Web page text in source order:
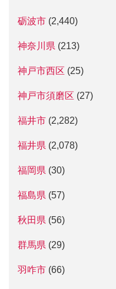
砺波市 (2,440)
神奈川県 (213)
神戸市西区 (25)
神戸市須磨区 (27)
福井市 (2,282)
福井県 (2,078)
福岡県 (30)
福島県 (57)
秋田県 (56)
群馬県 (29)
羽咋市 (66)